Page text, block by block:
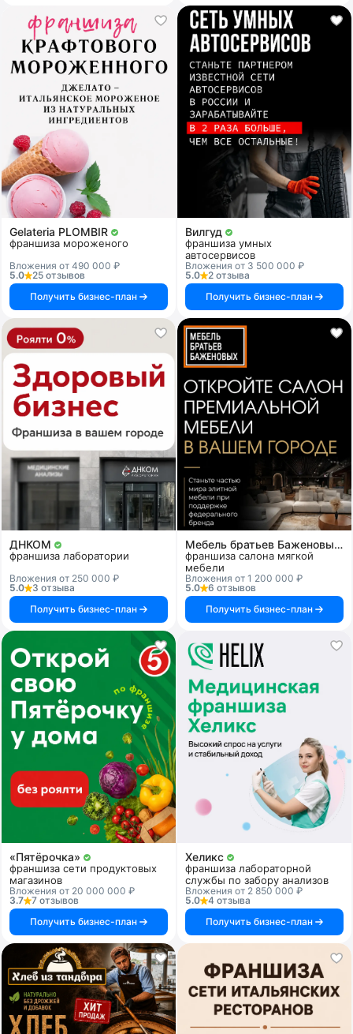
Gelateria PLOMBIR
франшиза мороженого
Вложения от 490 000 ₽
5.0
25 отзывов
Получить бизнес-план
Вилгуд
франшиза умных
автосервисов
Вложения от 3 500 000 ₽
5.0
2 отзыва
Получить бизнес-план
ДНКОМ
франшиза лаборатории
Вложения от 250 000 ₽
5.0
3 отзыва
Получить бизнес-план
Мебель братьев Баженовых
франшиза салона мягкой
мебели
Вложения от 1 200 000 ₽
5.0
6 отзывов
Получить бизнес-план
«Пятёрочка»
франшиза сети продуктовых
магазинов
Вложения от 20 000 000 ₽
3.7
7 отзывов
Получить бизнес-план
Хеликс
франшиза лабораторной
службы по забору анализов
Вложения от 2 850 000 ₽
5.0
4 отзыва
Получить бизнес-план